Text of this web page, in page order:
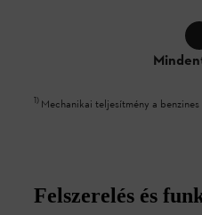
1) Mechanikai teljesítmény a
Felszerelés és